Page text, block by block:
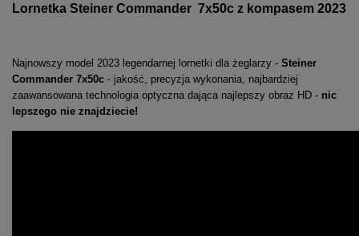
Lornetka Steiner Commander 7x50c z kompasem 2023
Najnowszy model 2023 legendarnej lornetki dla żeglarzy - Steiner
Commander 7x50c - jakość, precyzja wykonania, najbardziej
zaawansowana technologia optyczna dająca najlepszy obraz HD - nic
lepszego nie znajdziecie!